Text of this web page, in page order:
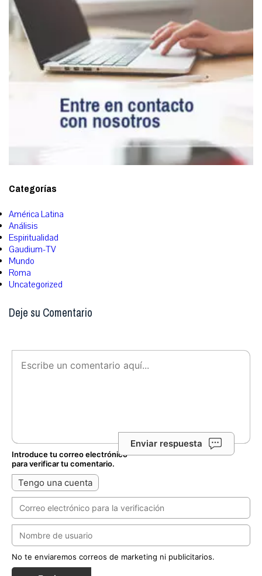
Categorías
América Latina
Análisis
Espiritualidad
Gaudium-TV
Mundo
Roma
Uncategorized
Deje su Comentario
Enviar respuesta
Introduce tu correo electrónico
para verificar tu comentario.
Tengo una cuenta
No te enviaremos correos de marketing ni publicitarios.